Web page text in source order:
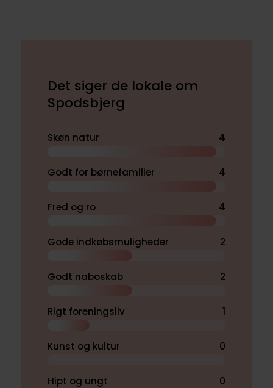
Det siger de lokale om
Spodsbjerg
Skøn natur 4
Godt for børnefamilier 4
Fred og ro 4
Gode indkøbsmuligheder 2
Godt naboskab 2
Rigt foreningsliv 1
Kunst og kultur 0
Hipt og ungt 0